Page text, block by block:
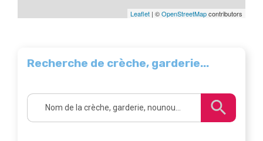
Leaflet | ©OpenStreetMapcontributors
Recherche de crèche, garderie...